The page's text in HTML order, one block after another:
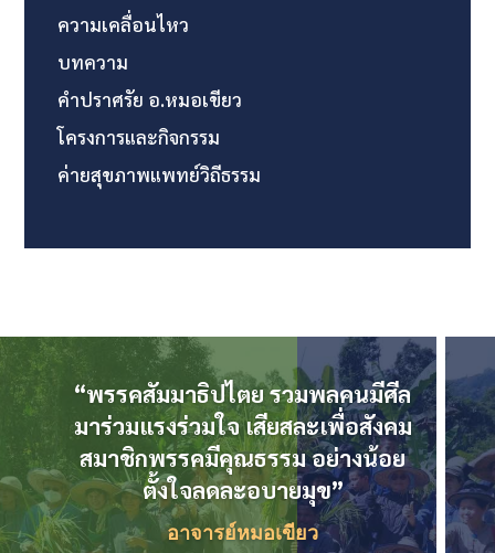
ความเคลื่อนไหว
บทความ
คำปราศรัย อ.หมอเขียว
โครงการและกิจกรรม
ค่ายสุขภาพแพทย์วิถีธรรม
“พรรคสัมมาธิปไตย รวมพลคนมีศีล
มาร่วมแรงร่วมใจ เสียสละเพื่อสังคม
สมาชิกพรรคมีคุณธรรม อย่างน้อย
ตั้งใจลดละอบายมุข”
อาจารย์หมอเขียว